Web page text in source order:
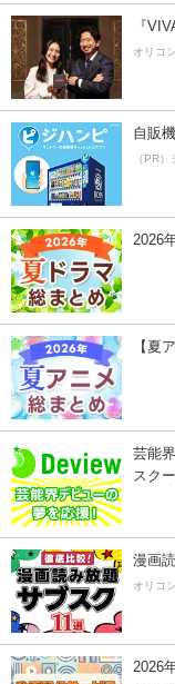
『
オリコ
自販
（PR
2026
【夏
芸能
スク
漫画
オリコ
2026